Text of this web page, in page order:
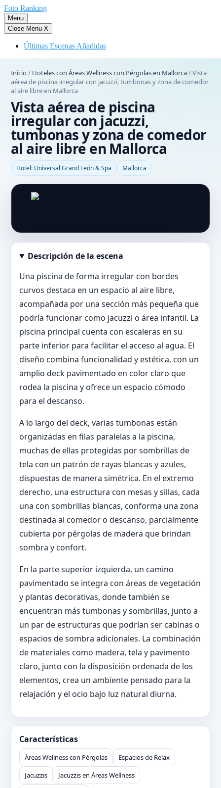
Saltar
al
contenido
Foto Ranking
Menu
Close Menu X
Últimas Escenas Añadidas
Inicio / Hoteles con Áreas Wellness con Pérgolas en Mallorca/Vista
aérea de piscina irregular con jacuzzi, tumbonas y zona de comedor
al aire libre en Mallorca
Vista aérea de piscina
irregular con jacuzzi,
tumbonas y zona de comedor
al aire libre en Mallorca
Hotel: Universal Grand León & Spa Mallorca
Abrir imagen en tamaño completo
Descripción de la escena
Una piscina de forma irregular con bordes
curvos destaca en un espacio al aire libre,
acompañada por una sección más pequeña que
podría funcionar como jacuzzi o área infantil. La
piscina principal cuenta con escaleras en su
parte inferior para facilitar el acceso al agua. El
diseño combina funcionalidad y estética, con un
amplio deck pavimentado en color claro que
rodea la piscina y ofrece un espacio cómodo
para el descanso.
A lo largo del deck, varias tumbonas están
organizadas en filas paralelas a la piscina,
muchas de ellas protegidas por sombrillas de
tela con un patrón de rayas blancas y azules,
dispuestas de manera simétrica. En el extremo
derecho, una estructura con mesas y sillas, cada
una con sombrillas blancas, conforma una zona
destinada al comedor o descanso, parcialmente
cubierta por pérgolas de madera que brindan
sombra y confort.
En la parte superior izquierda, un camino
pavimentado se integra con áreas de vegetación
y plantas decorativas, donde también se
encuentran más tumbonas y sombrillas, junto a
un par de estructuras que podrían ser cabinas o
espacios de sombra adicionales. La combinación
de materiales como madera, tela y pavimento
claro, junto con la disposición ordenada de los
elementos, crea un ambiente pensado para la
relajación y el ocio bajo luz natural diurna.
Características
Áreas Wellness con Pérgolas
Espacios de Relax
Jacuzzis
Jacuzzis en Áreas Wellness